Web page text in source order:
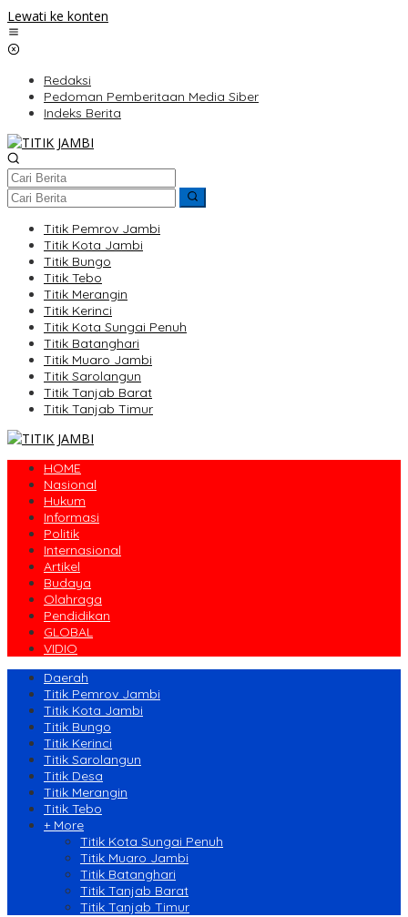
Lewati ke konten
Redaksi
Pedoman Pemberitaan Media Siber
Indeks Berita
Titik Pemrov Jambi
Titik Kota Jambi
Titik Bungo
Titik Tebo
Titik Merangin
Titik Kerinci
Titik Kota Sungai Penuh
Titik Batanghari
Titik Muaro Jambi
Titik Sarolangun
Titik Tanjab Barat
Titik Tanjab Timur
HOME
Nasional
Hukum
Informasi
Politik
Internasional
Artikel
Budaya
Olahraga
Pendidikan
GLOBAL
VIDIO
Daerah
Titik Pemrov Jambi
Titik Kota Jambi
Titik Bungo
Titik Kerinci
Titik Sarolangun
Titik Desa
Titik Merangin
Titik Tebo
+ More
Titik Kota Sungai Penuh
Titik Muaro Jambi
Titik Batanghari
Titik Tanjab Barat
Titik Tanjab Timur